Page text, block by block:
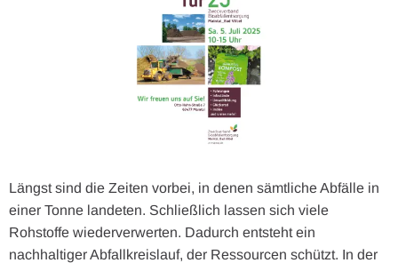
Längst sind die Zeiten vorbei, in denen sämtliche Abfälle in
einer Tonne landeten. Schließlich lassen sich viele
Rohstoffe wiederverwerten. Dadurch entsteht ein
nachhaltiger Abfallkreislauf, der Ressourcen schützt. In der